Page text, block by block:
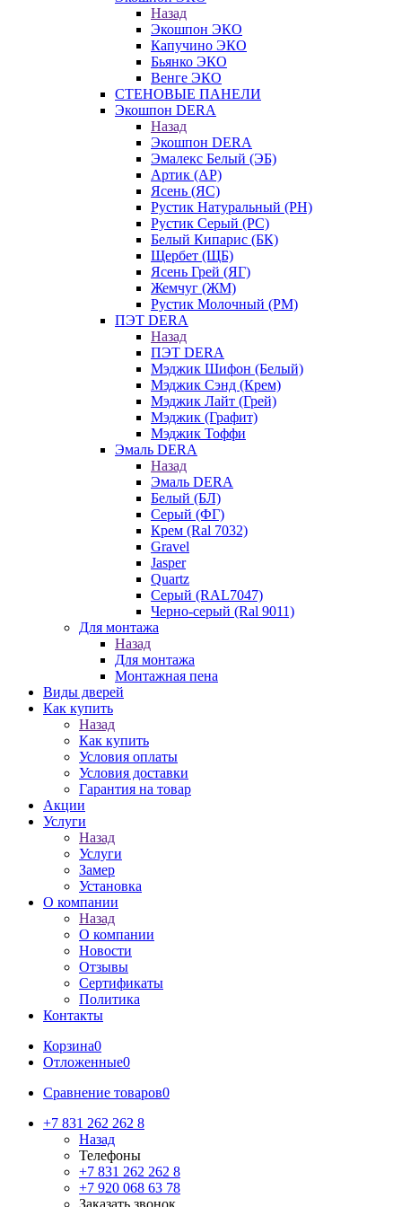
Назад
Экошпон ЭКО
Капучино ЭКО
Бьянко ЭКО
Венге ЭКО
СТЕНОВЫЕ ПАНЕЛИ
Экошпон DERA
Назад
Экошпон DERA
Эмалекс Белый (ЭБ)
Артик (АР)
Ясень (ЯС)
Рустик Натуральный (РН)
Рустик Серый (РС)
Белый Кипарис (БК)
Щербет (ЩБ)
Ясень Грей (ЯГ)
Жемчуг (ЖМ)
Рустик Молочный (РМ)
ПЭТ DERA
Назад
ПЭТ DERA
Мэджик Шифон (Белый)
Мэджик Сэнд (Крем)
Мэджик Лайт (Грей)
Мэджик (Графит)
Мэджик Тоффи
Эмаль DERA
Назад
Эмаль DERA
Белый (БЛ)
Серый (ФГ)
Крем (Ral 7032)
Gravel
Jasper
Quartz
Серый (RAL7047)
Черно-серый (Ral 9011)
Для монтажа
Назад
Для монтажа
Монтажная пена
Виды дверей
Как купить
Назад
Как купить
Условия оплаты
Условия доставки
Гарантия на товар
Акции
Услуги
Назад
Услуги
Замер
Установка
О компании
Назад
О компании
Новости
Отзывы
Сертификаты
Политика
Контакты
Корзина0
Отложенные0
Сравнение товаров0
+7 831 262 262 8
Назад
Телефоны
+7 831 262 262 8
+7 920 068 63 78
Заказать звонок